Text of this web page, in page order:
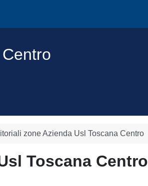
zone Azienda Usl Toscana Centro
Toscana Centro